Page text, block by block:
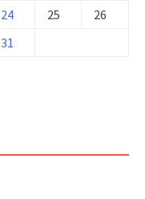
24 25
26
31